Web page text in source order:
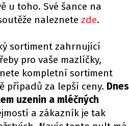
u toho. Své šance na
naleznete zde.
sortiment zahrnující
pro vaše mazlíčky,
kompletní sortiment
případů za lepší ceny. Dnes
uzenin a mléčných
a zákazník je tak